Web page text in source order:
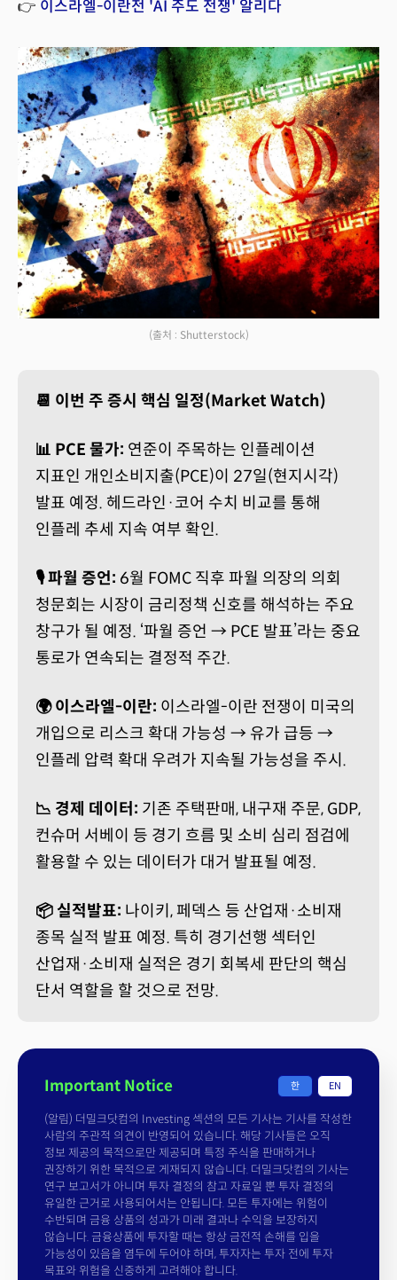
👉 이스라엘-이란전 'AI 주도 전쟁' 알리다
(출처 : Shutterstock)
📆 이번 주 증시 핵심 일정(Market Watch)
📊 PCE 물가: 연준이 주목하는 인플레이션
지표인 개인소비지출(PCE)이 27일(현지시각)
발표 예정. 헤드라인·코어 수치 비교를 통해
인플레 추세 지속 여부 확인.
🎙️ 파월 증언: 6월 FOMC 직후 파월 의장의 의회
청문회는 시장이 금리정책 신호를 해석하는 주요
창구가 될 예정. ‘파월 증언 → PCE 발표’라는 중요
통로가 연속되는 결정적 주간.
🌍 이스라엘-이란: 이스라엘-이란 전쟁이 미국의
개입으로 리스크 확대 가능성 → 유가 급등 →
인플레 압력 확대 우려가 지속될 가능성을 주시.
📉 경제 데이터: 기존 주택판매, 내구재 주문, GDP,
컨슈머 서베이 등 경기 흐름 및 소비 심리 점검에
활용할 수 있는 데이터가 대거 발표될 예정.
📦 실적발표: 나이키, 페덱스 등 산업재·소비재
종목 실적 발표 예정. 특히 경기선행 섹터인
산업재·소비재 실적은 경기 회복세 판단의 핵심
단서 역할을 할 것으로 전망.
Important Notice 한 EN
(알림) 더밀크닷컴의 Investing 섹션의 모든 기사는 기사를 작성한
사람의 주관적 의견이 반영되어 있습니다. 해당 기사들은 오직
정보 제공의 목적으로만 제공되며 특정 주식을 판매하거나
권장하기 위한 목적으로 게재되지 않습니다. 더밀크닷컴의 기사는
연구 보고서가 아니며 투자 결정의 참고 자료일 뿐 투자 결정의
유일한 근거로 사용되어서는 안됩니다. 모든 투자에는 위험이
수반되며 금융 상품의 성과가 미래 결과나 수익을 보장하지
않습니다. 금융상품에 투자할 때는 항상 금전적 손해를 입을
가능성이 있음을 염두에 두어야 하며, 투자자는 투자 전에 투자
목표와 위험을 신중하게 고려해야 합니다.